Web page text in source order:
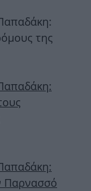
της
Παρνασσό